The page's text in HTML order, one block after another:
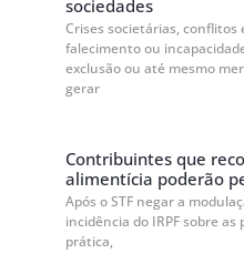
sociedades
Crises societárias,
falecimento ou
exclusão ou até mesmo
gerar
Contribuintes que
alimentícia poderão
Após o STF negar a
incidência do IRPF sobre
prática,